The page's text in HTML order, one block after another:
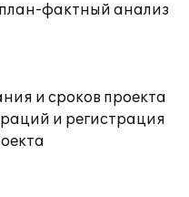
фактный анализ
и сроков проекта
и регистрация